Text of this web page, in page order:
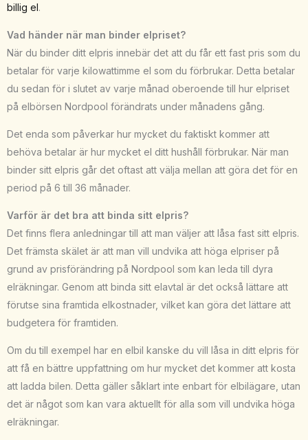
billig el.
Vad händer när man binder elpriset?
När du binder ditt elpris innebär det att du får ett fast pris som du
betalar för varje kilowattimme el som du förbrukar. Detta betalar
du sedan för i slutet av varje månad oberoende till hur elpriset
på elbörsen Nordpool förändrats under månadens gång.
Det enda som påverkar hur mycket du faktiskt kommer att
behöva betalar är hur mycket el ditt hushåll förbrukar. När man
binder sitt elpris går det oftast att välja mellan att göra det för en
period på 6 till 36 månader.
Varför är det bra att binda sitt elpris?
Det finns flera anledningar till att man väljer att låsa fast sitt elpris.
Det främsta skälet är att man vill undvika att höga elpriser på
grund av prisförändring på Nordpool som kan leda till dyra
elräkningar. Genom att binda sitt elavtal är det också lättare att
förutse sina framtida elkostnader, vilket kan göra det lättare att
budgetera för framtiden.
Om du till exempel har en elbil kanske du vill låsa in ditt elpris för
att få en bättre uppfattning om hur mycket det kommer att kosta
att ladda bilen. Detta gäller såklart inte enbart för elbilägare, utan
det är något som kan vara aktuellt för alla som vill undvika höga
elräkningar.